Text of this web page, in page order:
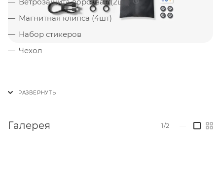
Магнитная клипса (4шт)
Набор стикеров
Чехол
Галерея 1/2